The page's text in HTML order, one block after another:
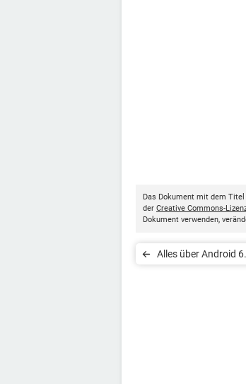
Das Dokument mit dem
der Creative Commons-
Dokument verwenden,
Alles über Android